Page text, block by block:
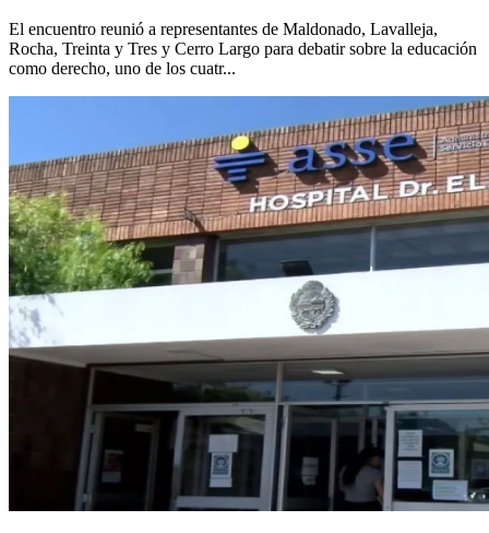
El encuentro reunió a representantes de Maldonado, Lavalleja,
Rocha, Treinta y Tres y Cerro Largo para debatir sobre la educación
como derecho, uno de los cuatr...